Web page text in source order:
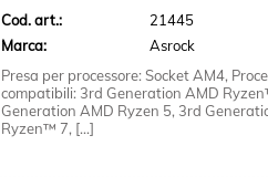
Cod. art.:
21445
Marca:
Asrock
Presa per processore: Socket AM4,
compatibili: 3rd Generation AMD
Generation AMD Ryzen 5, 3rd
Ryzen™ 7, [...]